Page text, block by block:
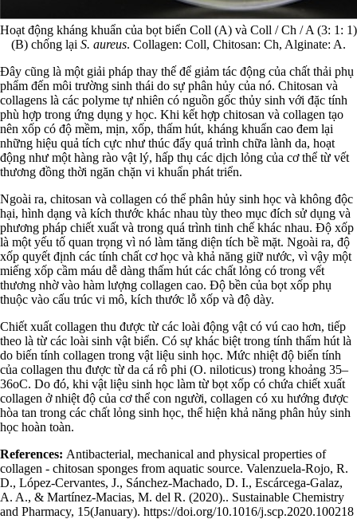
Hoạt động kháng khuẩn của bọt biển Coll (A) và Coll / Ch / A (3: 1: 1)
(B) chống lại S. aureus. Collagen: Coll, Chitosan: Ch, Alginate: A.
Đây cũng là một giải pháp thay thế để giảm tác động của chất thải phụ
phẩm đến môi trường sinh thái do sự phân hủy của nó. Chitosan và
collagens là các polyme tự nhiên có nguồn gốc thủy sinh với đặc tính
phù hợp trong ứng dụng y học. Khi kết hợp chitosan và collagen tạo
nên xốp có độ mềm, mịn, xốp, thấm hút, kháng khuẩn cao đem lại
những hiệu quả tích cực như thúc đẩy quá trình chữa lành da, hoạt
động như một hàng rào vật lý, hấp thụ các dịch lỏng của cơ thể từ vết
thương đồng thời ngăn chặn vi khuẩn phát triển.
Ngoài ra, chitosan và collagen có thể phân hủy sinh học và không độc
hại, hình dạng và kích thước khác nhau tùy theo mục đích sử dụng và
phương pháp chiết xuất và trong quá trình tinh chế khác nhau. Độ xốp
là một yếu tố quan trọng vì nó làm tăng diện tích bề mặt. Ngoài ra, độ
xốp quyết định các tính chất cơ học và khả năng giữ nước, vì vậy một
miếng xốp cầm máu dễ dàng thấm hút các chất lỏng có trong vết
thương nhờ vào hàm lượng collagen cao. Độ bền của bọt xốp phụ
thuộc vào cấu trúc vi mô, kích thước lỗ xốp và độ dày.
Chiết xuất collagen thu được từ các loài động vật có vú cao hơn, tiếp
theo là từ các loài sinh vật biển. Có sự khác biệt trong tính thấm hút là
do biến tính collagen trong vật liệu sinh học. Mức nhiệt độ biến tính
của collagen thu được từ da cá rô phi (O. niloticus) trong khoảng 35–
36oC. Do đó, khi vật liệu sinh học làm từ bọt xốp có chứa chiết xuất
collagen ở nhiệt độ của cơ thể con người, collagen có xu hướng được
hòa tan trong các chất lỏng sinh học, thể hiện khả năng phân hủy sinh
học hoàn toàn.
References: Antibacterial, mechanical and physical properties of
collagen - chitosan sponges from aquatic source. Valenzuela-Rojo, R.
D., López-Cervantes, J., Sánchez-Machado, D. I., Escárcega-Galaz,
A. A., & Martínez-Macias, M. del R. (2020).. Sustainable Chemistry
and Pharmacy, 15(January). https://doi.org/10.1016/j.scp.2020.100218